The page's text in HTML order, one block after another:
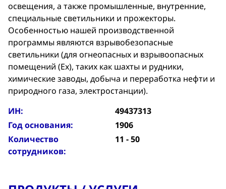
освещения, а также промышленные, внутренние,
специальные светильники и прожекторы.
Особенностью нашей производственной
программы являются взрывобезопасные
светильники (для огнеопасных и взрывоопасных
помещений (Ex), таких как шахты и рудники,
химические заводы, добыча и переработка нефти и
природного газа, электростанции).
ИН:
49437313
Год основания:
1906
Количество
сотрудников:
11 - 50